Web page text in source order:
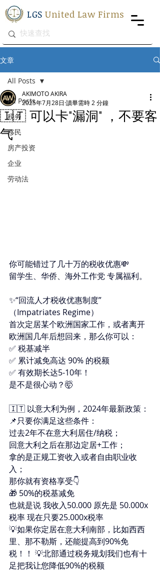
LGSUnited Law Firms
文章
All Posts
税务
移民
房产投资
企业
劳动法
All Posts
🇮🇹 可以卡"漏洞" ，不要客
气
AKIMOTO AKIRA
2025年7月28日 讀畢需時 2 分鐘
你可能错过了几十万的税收优惠💸
留学生、华侨、海外工作党 专属福利。
✨“回流人才税收优惠制度”
（Impatriates Regime）
首次定居某个欧洲国家工作，或者离开
欧洲国几年后想回来，那么你可以：
✅ 税基减半
✅ 累计减免高达 90% 的税额
✅ 有效期长达5-10年！
是不是很心动？🤯
🇮🇹 以意大利为例，2024年最新政策：
📌只要你满足这些条件：
过去2年不在意大利居住/纳税；
回意大利之后在那边定居+工作；
拿的是正规工资收入或者自由职业收
入；
那你就有资格享受👇
🎁 50%的税基减免
也就是说 我收入50.000 原先是 50.000x
税率 现在只要25.000x税率
💡如果你定居在意大利南部，比如西西
里、那不勒斯，还能提高到90%免
税！！ 💡北部通过税务规划我们也有十
足把我让您降低90%的税额